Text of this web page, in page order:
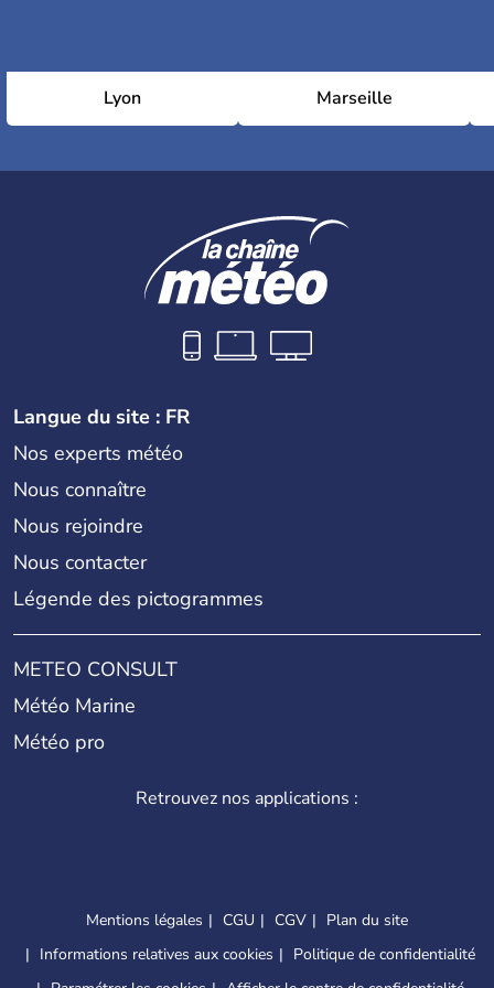
Lyon Marseille
Langue du site : FR
Nos experts météo
Nous connaître
Nous rejoindre
Nous contacter
Légende des pictogrammes
METEO CONSULT
Météo Marine
Météo pro
Retrouvez nos applications :
Mentions légales CGU CGV
Plan du site
Informations relatives aux cookies
Politique de confidentialité